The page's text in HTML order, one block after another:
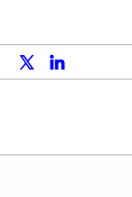
x.com linkedin